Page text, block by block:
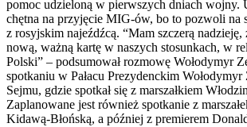
pomoc udzieloną w pierwszych dniach wojny.
chętna na przyjęcie MIG-ów, bo to pozwoli na
z rosyjskim najeźdźcą. “Mam szczerą
nową, ważną kartę w naszych stosunkach, w
Polski” – podsumował rozmowę Wołodymyr
spotkaniu w Pałacu Prezydenckim Wołodymyr
Sejmu, gdzie spotkał się z marszałkiem
Zaplanowane jest również spotkanie z
Kidawą-Błońską, a później z premierem